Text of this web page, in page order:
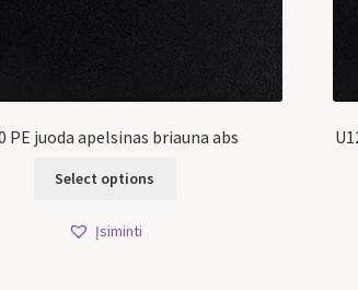
PE juoda apelsinas briauna abs
Select options
Įsiminti